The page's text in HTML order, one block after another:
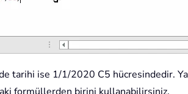
tarihi ise 1/1/2020 C5 hücresindedir.